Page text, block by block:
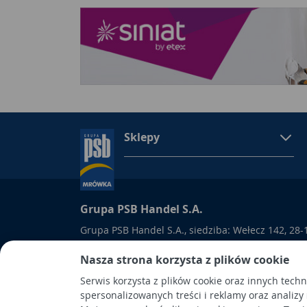
Nasza strona korzysta z plików cookie
Serwis korzysta z plików cookie oraz innych
spersonalizowanych treści i reklamy oraz
Sklepy
Grupa PSB Handel S.A.
Grupa PSB Handel S.A., siedziba: Wełecz 142,
wpisana do Rejestru Przedsiębiorców
Kielcach
kapitał wpłacony: 53.275.000,00 zł. Spółka